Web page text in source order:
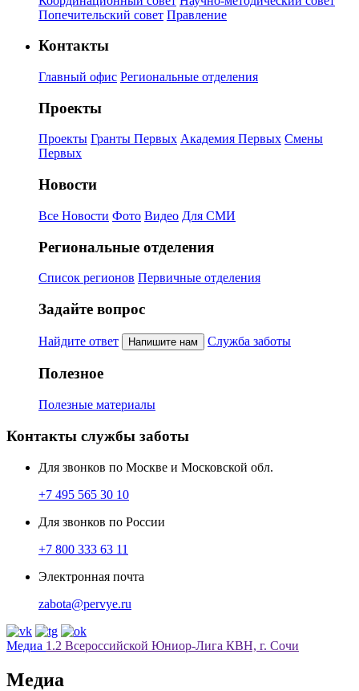
Попечительский совет Правление
Контакты
Главный офис Региональные отделения
Проекты
Проекты Гранты Первых Академия Первых Смены
Первых
Новости
Все Новости Фото Видео Для СМИ
Региональные отделения
Список регионов Первичные отделения
Задайте вопрос
Найдите ответ Напишите нам Служба заботы
Полезное
Полезные материалы
Контакты службы заботы
Для звонков по Москве и Московской обл.
+7 495 565 30 10
Для звонков по России
+7 800 333 63 11
Электронная почта
zabota@pervye.ru
Медиа 1.2 Всероссийской Юниор-Лига КВН, г. Сочи
Медиа